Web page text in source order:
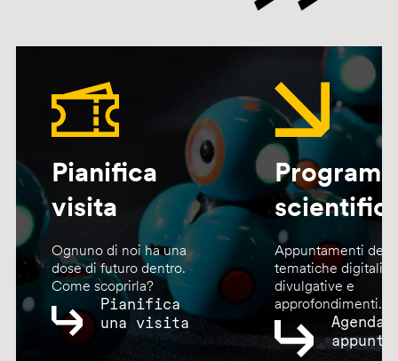
Pianifica
visita
Ognuno di noi ha una
dose di futuro dentro.
Come scoprirla?
Pianifica
una visita
Appuntamenti
tematiche digitali,
divulgative e
approfondimenti.
Agenda